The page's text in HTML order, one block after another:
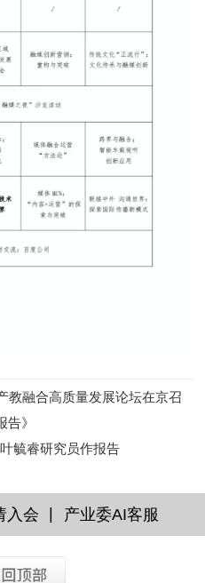
教融合高质量发展论坛在京召
》
毓睿研究员作报告
入会 产业委AI客服